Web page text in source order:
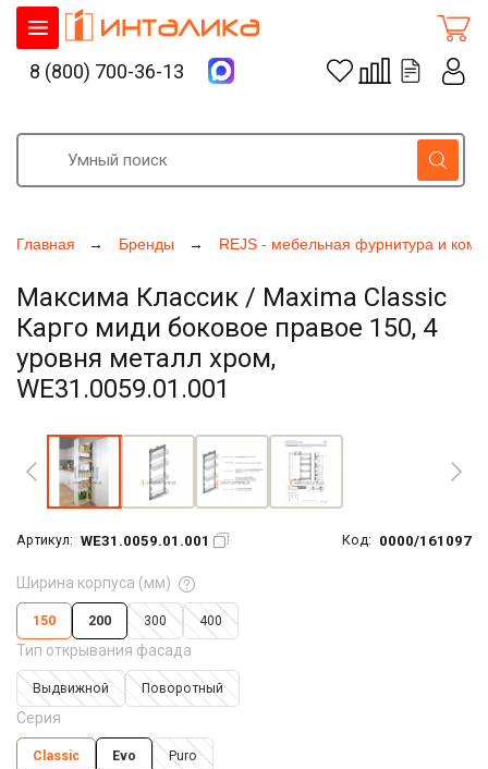
Главная Бренды REJS - мебельная фурнитура и
Максима Классик / Maxima Classic
Карго миди боковое правое 150, 4
уровня металл хром,
WE31.0059.01.001
Артикул: WE31.0059.01.001 Код: 0000/161097
Ширина корпуса (мм)
150 200 300 400
Тип открывания фасада
Выдвижной Поворотный
Серия
Classic Evo Puro
8 (800) 700-36-13